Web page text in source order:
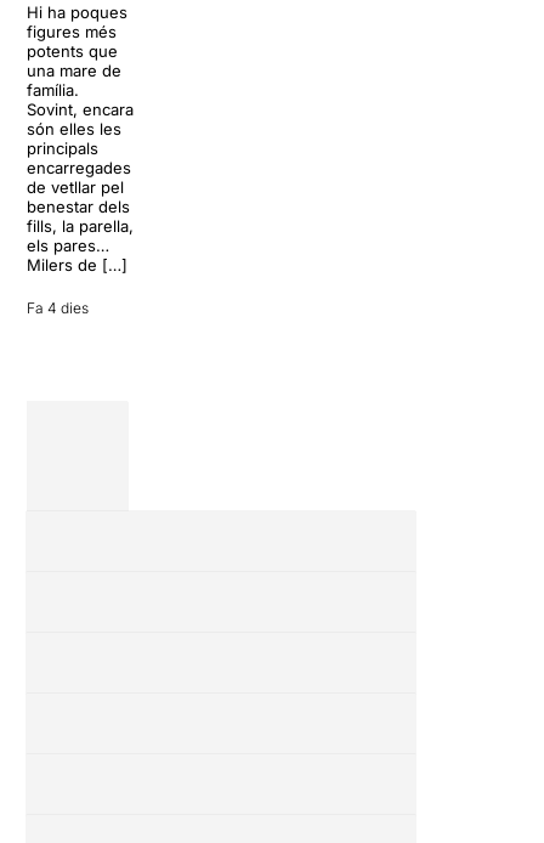
Hi ha poques
figures més
potents que
una mare de
família.
Sovint, encara
són elles les
principals
encarregades
de vetllar pel
benestar dels
fills, la parella,
els pares…
Milers de […]
Fa 4 dies